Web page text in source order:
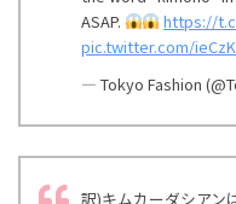
ASAP.
https://
pic.twitter.com/
— Tokyo Fashion
訳)キムカーダシアン